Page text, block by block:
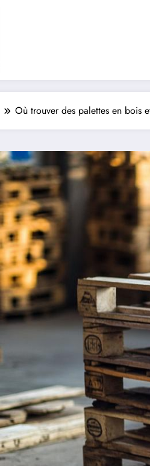
Où trouver des palettes en bois